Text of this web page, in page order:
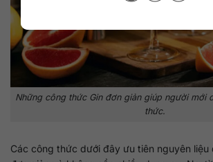
Những công thức Gin đơn giản giúp người mới
thức.
Các công thức dưới đây ưu tiên nguyên liệu